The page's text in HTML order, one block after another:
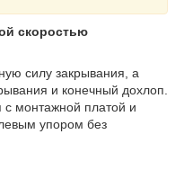
скоростью
силу закрывания, а
и конечный дохлоп.
с монтажной платой и
упором без